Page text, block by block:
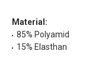
Material:
85% Polyamid
15% Elasthan